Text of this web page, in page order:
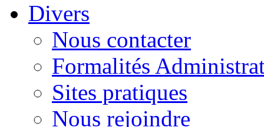
Divers
Nous contacter
Formalités
Sites pratiques
Nous rejoindre